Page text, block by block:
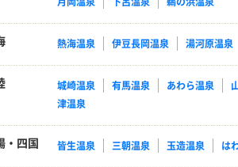
熱海温泉 伊豆長岡温泉 湯河原温泉
城崎温泉 有馬温泉 あわら温泉
津温泉
・四国 皆生温泉 三朝温泉 玉造温泉 は